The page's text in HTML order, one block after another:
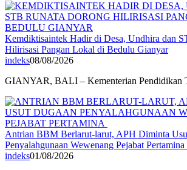
Kemdiktisaintek Hadir di Desa, Undhira dan
Hilirisasi Pangan Lokal di Bedulu Gianyar
indeks08/08/2026
GIANYAR, BALI – Kementerian Pendidikan
Antrian BBM Berlarut-larut, APH Diminta
Penyalahgunaan Wewenang Pejabat Pertamina
indeks01/08/2026